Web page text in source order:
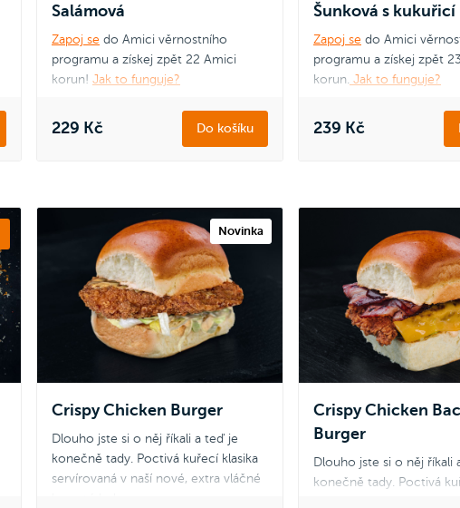
Salámová
Zapoj se do Amici věrnostního
programu a získej zpět 22 Amici
korun! Jak to funguje?
229 Kč Do košíku
Šunková s kukuřicí
Zapoj se do Amici
programu a získej zpět
korun. Jak to funguje?
239 Kč
Novinka
Crispy Chicken Burger
Dlouho jste si o něj říkali a teď je
konečně tady. Poctivá kuřecí klasika
servírovaná v naší nové, extra vláčné
Crispy Chicken
Burger
Dlouho jste si o něj říkali
konečně tady. Poctivá